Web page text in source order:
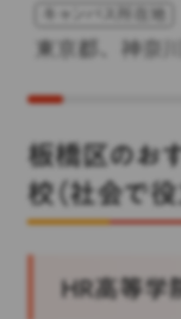
キャンパス所在地
東京都、神奈川
板橋区のお
校（社会で役
HR高等学院